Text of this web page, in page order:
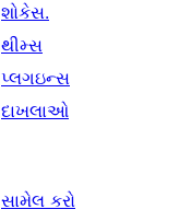
શોકેસ.
થીમ્સ
પ્લગઇન્સ
દાખલાઓ
સામેલ કરો